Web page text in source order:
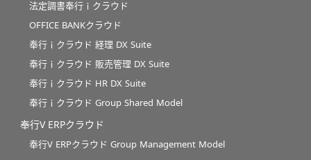
法定調書奉行ｉクラウド
OFFICE BANKクラウド
奉行ｉクラウド 経理 DX Suite
奉行ｉクラウド 販売管理 DX Suite
奉行ｉクラウド HR DX Suite
奉行ｉクラウド Group Shared Model
奉行V ERPクラウド
奉行V ERPクラウド Group Management Model